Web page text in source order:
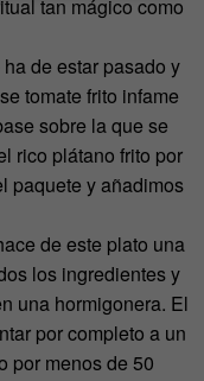
tan mágico como
de estar pasado y
tomate frito infame
sobre la que se
rico plátano frito por
paquete y añadimos
de este plato una
los ingredientes y
una hormigonera. El
por completo a un
por menos de 50